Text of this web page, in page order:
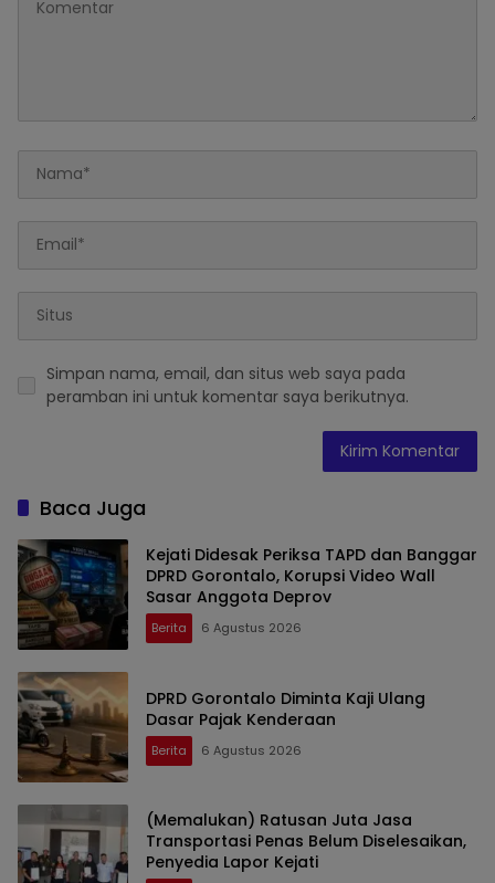
Simpan nama, email, dan situs web saya pada
peramban ini untuk komentar saya berikutnya.
Baca Juga
Kejati Didesak Periksa TAPD dan Banggar
DPRD Gorontalo, Korupsi Video Wall
Sasar Anggota Deprov
Berita 6 Agustus 2026
DPRD Gorontalo Diminta Kaji Ulang
Dasar Pajak Kenderaan
Berita 6 Agustus 2026
(Memalukan) Ratusan Juta Jasa
Transportasi Penas Belum Diselesaikan,
Penyedia Lapor Kejati